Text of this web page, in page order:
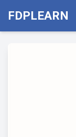
FDPLEARN